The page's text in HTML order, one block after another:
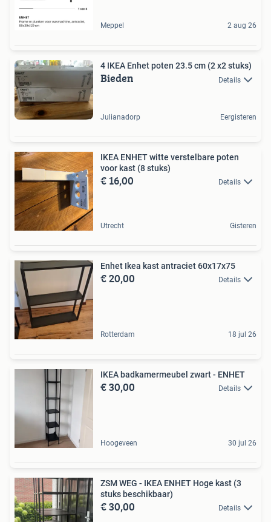
Meppel 2 aug 26
4 IKEA Enhet poten 23.5 cm (2 x2 stuks)
Bieden Details
Julianadorp Eergisteren
IKEA ENHET witte verstelbare poten
voor kast (8 stuks)
€ 16,00 Details
Utrecht Gisteren
Enhet Ikea kast antraciet 60x17x75
€ 20,00 Details
Rotterdam 18 jul 26
IKEA badkamermeubel zwart - ENHET
€ 30,00 Details
Hoogeveen 30 jul 26
ZSM WEG - IKEA ENHET Hoge kast (3
stuks beschikbaar)
€ 30,00 Details